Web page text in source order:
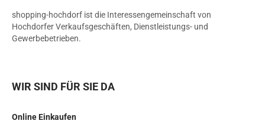
shopping-hochdorf ist die Interessengemeinschaft von
Hochdorfer Verkaufsgeschäften, Dienstleistungs- und
Gewerbebetrieben.
WIR SIND FÜR SIE DA
Online Einkaufen